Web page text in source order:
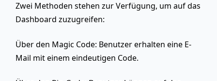
Zwei Methoden stehen zur Verfügung, um auf das
Dashboard zuzugreifen:
Über den Magic Code: Benutzer erhalten eine E-
Mail mit einem eindeutigen Code.